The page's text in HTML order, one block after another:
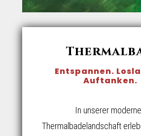
Entspannen.
Auftanken.
In unserer
Thermalbadelandschaft